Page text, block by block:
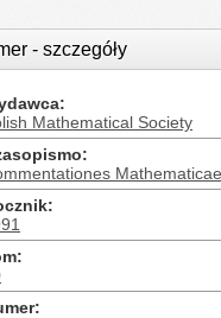
- szczegóły
Mathematical Society
Mathematicae